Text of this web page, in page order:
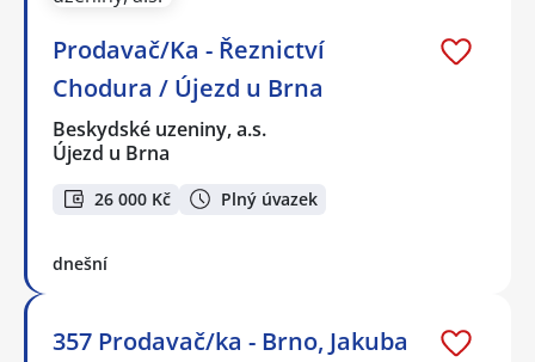
Prodavač/Ka - Řeznictví
Chodura / Újezd u Brna
Beskydské uzeniny, a.s.
Újezd u Brna
26 000 Kč Plný úvazek
dnešní
357 Prodavač/ka - Brno, Jakuba